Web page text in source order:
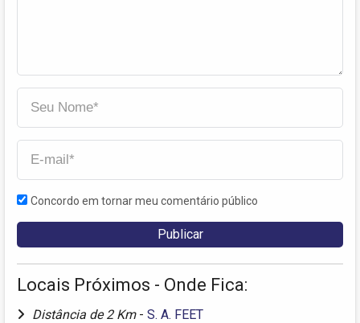
Concordo em tornar meu comentário público
Locais Próximos - Onde Fica:
Distância de 2 Km - S. A. FEET